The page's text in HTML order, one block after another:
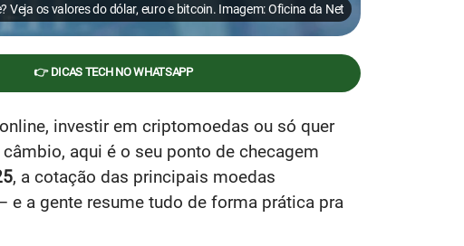
Veja os valores do dólar, euro e bitcoin. Imagem: Oficina da Net
👉 DICAS TECH NO WHATSAPP
investir em criptomoedas ou só quer
aqui é o seu ponto de checagem
, a cotação das principais moedas
a gente resume tudo de forma prática pra